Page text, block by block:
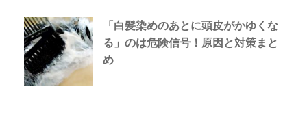
「白髪染めのあとに頭皮がかゆくな
る」のは危険信号！原因と対策まと
め